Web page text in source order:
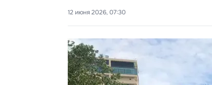
12 июня 2026, 07:30